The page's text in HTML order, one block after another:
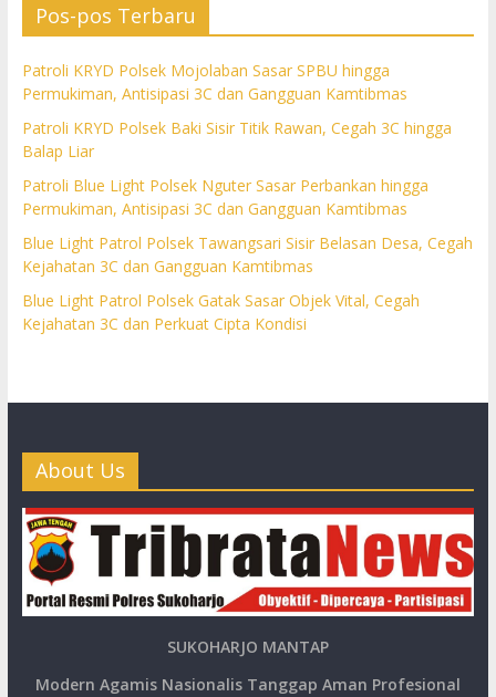
Pos-pos Terbaru
Patroli KRYD Polsek Mojolaban Sasar SPBU hingga
Permukiman, Antisipasi 3C dan Gangguan Kamtibmas
Patroli KRYD Polsek Baki Sisir Titik Rawan, Cegah 3C hingga
Balap Liar
Patroli Blue Light Polsek Nguter Sasar Perbankan hingga
Permukiman, Antisipasi 3C dan Gangguan Kamtibmas
Blue Light Patrol Polsek Tawangsari Sisir Belasan Desa, Cegah
Kejahatan 3C dan Gangguan Kamtibmas
Blue Light Patrol Polsek Gatak Sasar Objek Vital, Cegah
Kejahatan 3C dan Perkuat Cipta Kondisi
About Us
SUKOHARJO MANTAP
Modern Agamis Nasionalis Tanggap Aman Profesional